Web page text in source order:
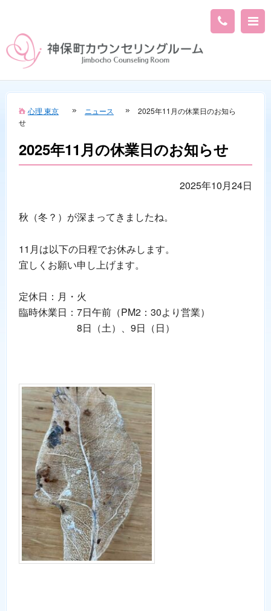
心理 東京 ニュース
2025年11月の休業日のお知ら
せ
2025年11月の休業日のお知らせ
2025年10月24日
秋（冬？）が深まってきましたね。
11月は以下の日程でお休みします。
宜しくお願い申し上げます。
定休日：月・火
臨時休業日：7日午前（PM2：30より営業）
8日（土）、9日（日）